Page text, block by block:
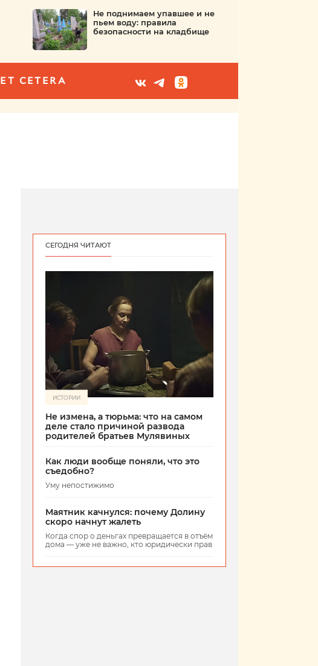
Не поднимаем упавшее и не
пьем воду: правила
безопасности на кладбище
ET CETERA
СЕГОДНЯ ЧИТАЮТ
ИСТОРИИ
Не измена, а тюрьма: что на самом
деле стало причиной развода
родителей братьев Мулявиных
Как люди вообще поняли, что это
съедобно?
Уму непостижимо
Маятник качнулся: почему Долину
скоро начнут жалеть
Когда спор о деньгах превращается в отъём
дома — уже не важно, кто юридически прав